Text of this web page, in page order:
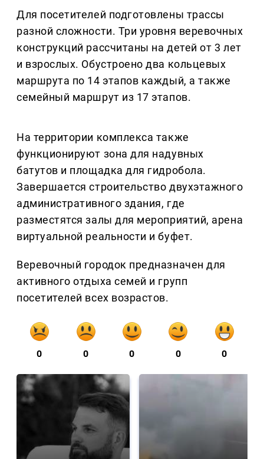
Для посетителей подготовлены трассы
разной сложности. Три уровня веревочных
конструкций рассчитаны на детей от 3 лет
и взрослых. Обустроено два кольцевых
маршрута по 14 этапов каждый, а также
семейный маршрут из 17 этапов.
На территории комплекса также
функционируют зона для надувных
батутов и площадка для гидробола.
Завершается строительство двухэтажного
административного здания, где
разместятся залы для мероприятий, арена
виртуальной реальности и буфет.
Веревочный городок предназначен для
активного отдыха семей и групп
посетителей всех возрастов.
0 0 0 0 0